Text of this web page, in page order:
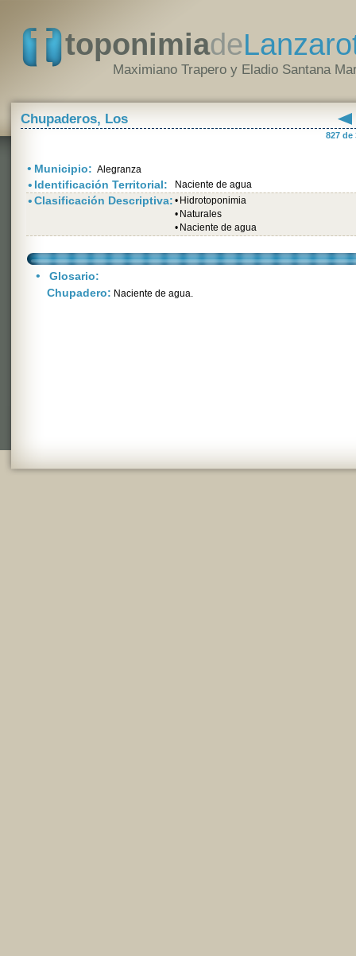
toponimiade
Maximiano Trapero y Eladio Santana
Chupaderos, Los
827 de
• Municipio: Alegranza
• Identificación Territorial: Naciente de agua
•Clasificación Descriptiva: • Hidrotoponimia
• Naturales
• Naciente de agua
•
Glosario:
Chupadero: Naciente de agua.